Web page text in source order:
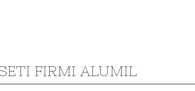
FIRMI ALUMIL